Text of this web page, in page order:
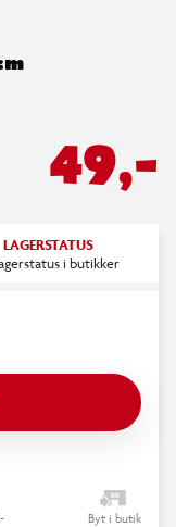
49,-
LAGERSTATUS
i butikker
Byt i butik